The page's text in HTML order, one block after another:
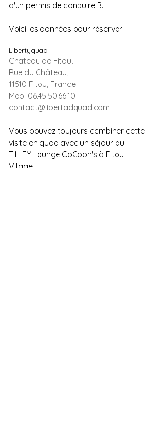
d'un permis de conduire B.
Voici les données pour réserver:
Libertyquad
Chateau de Fitou,
Rue du Château,
11510 Fitou, France
Mob: 06.45.50.66.10
contact@libertadquad.com
Vous pouvez toujours combiner cette
visite en quad avec un séjour au
TiLLEY Lounge CoCoon's à Fitou
Village.